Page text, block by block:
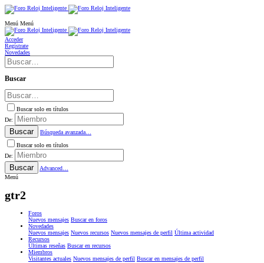
Menú Menú
Acceder
Regístrate
Novedades
Buscar
Buscar solo en títulos
De:
Buscar
Búsqueda avanzada…
Buscar solo en títulos
De:
Buscar
Advanced…
Menú
gtr2
Foros
Nuevos mensajes Buscar en foros
Novedades
Nuevos mensajes Nuevos recursos Nuevos mensajes de perfil Última actividad
Recursos
Últimas reseñas Buscar en recursos
Miembros
Visitantes actuales Nuevos mensajes de perfil Buscar en mensajes de perfil